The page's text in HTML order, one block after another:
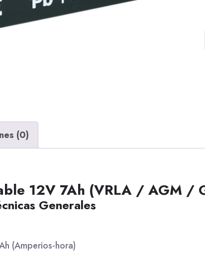
(0)
12V 7Ah (VRLA / AGM /
Generales
(Amperios-hora)